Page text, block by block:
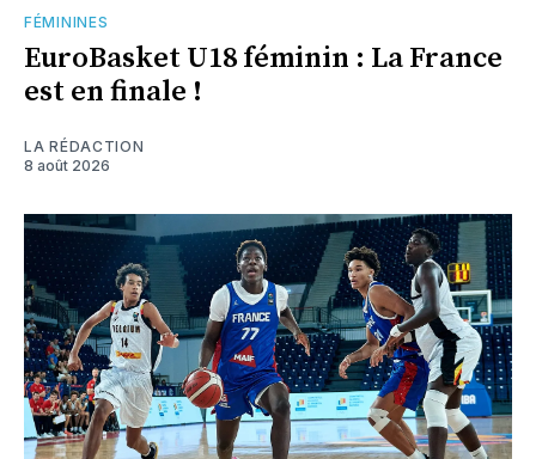
FÉMININES
EuroBasket U18 féminin : La France
est en finale !
LA RÉDACTION
8 août 2026